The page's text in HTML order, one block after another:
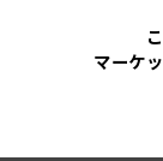
マーケ